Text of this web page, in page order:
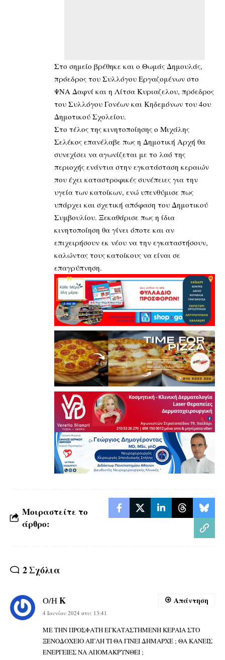
Στο σημείο βρέθηκε και ο Θωμάς Δημουλάς,
πρόεδρος του Συλλόγου Εργαζομένων στο
ΨΝΑ Δαφνί και η Λίτσα Κυριαζελου, πρόεδρος
του Συλλόγου Γονέων και Κηδεμόνων του 4ου
Δημοτικού Σχολείου.
Στο τέλος της κινητοποίησης ο Μιχάλης
Σελέκος επανέλαβε πως η Δημοτική Αρχή θα
συνεχίσει να αγωνίζεται με το λαό της
περιοχής ενάντια στην εγκατάσταση κεραιών
που έχει καταστροφικές συνέπειες για την
υγεία των κατοίκων, ενώ υπενθύμισε πως
υπάρχει και σχετική απόφαση του Δημοτικού
Συμβουλίου. Ξεκαθάρισε πως η ίδια
κινητοποίηση θα γίνει όποτε και αν
επιχειρήσουν εκ νέου να την εγκαταστήσουν,
καλώντας τους κατοίκους να είναι σε
επαγρύπνηση.
Μοιραστείτε το
άρθρο:
2 Σχόλια
Ο/ΗK
4 Ιουνίου 2024 στις 13:41
ΜΕ ΤΗΝ ΠΡΟΣΦΑΤΗ ΕΓΚΑΤΑΣΤΗΜΕΝΗ ΚΕΡΑΙΑ ΣΤΟ
ΞΕΝΟΔΟΧΕΙΟ ΑΙΓΛΗ ΤΙ ΘΑ ΓΙΝΕΙ ΔΗΜΑΡΧΕ ; ΘΑ ΚΑΝΕΙΣ
ΕΝΕΡΓΕΙΕΣ ΝΑ ΑΠΟΜΑΚΡΥΝΘΕΙ ;
Απάντηση